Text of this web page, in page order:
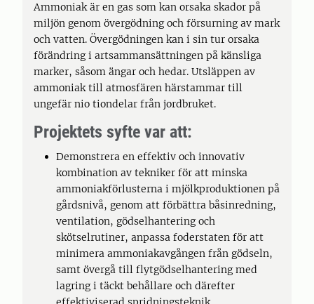
Ammoniak är en gas som kan orsaka skador på
miljön genom övergödning och försurning av mark
och vatten. Övergödningen kan i sin tur orsaka
förändring i artsammansättningen på känsliga
marker, såsom ängar och hedar. Utsläppen av
ammoniak till atmosfären härstammar till
ungefär nio tiondelar från jordbruket.
Projektets syfte var att:
Demonstrera en effektiv och innovativ
kombination av tekniker för att minska
ammoniakförlusterna i mjölkproduktionen på
gårdsnivå, genom att förbättra båsinredning,
ventilation, gödselhantering och
skötselrutiner, anpassa foderstaten för att
minimera ammoniakavgången från gödseln,
samt övergå till flytgödselhantering med
lagring i täckt behållare och därefter